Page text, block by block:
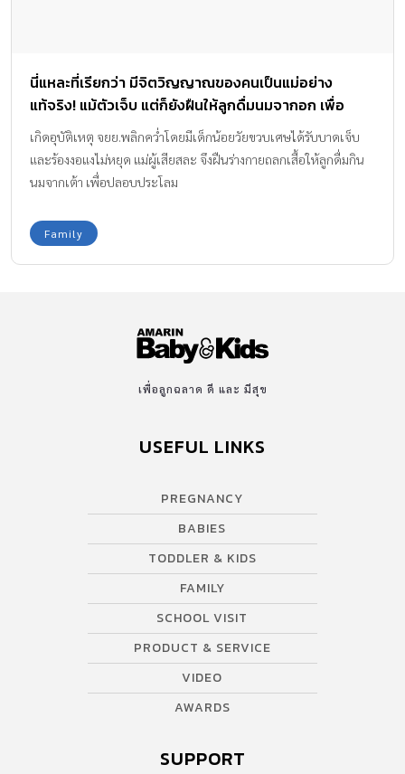
นี่แหละที่เรียกว่า มีจิตวิญญาณของคนเป็นแม่อย่าง
แท้จริง! แม้ตัวเจ็บ แต่ก็ยังฝืนให้ลูกดื่มนมจากอก เพื่อ
ปลอบประโลม
เกิดอุบัติเหตุ จยย.พลิกคว่ำโดยมีเด็กน้อยวัยขวบเศษได้รับบาดเจ็บ
และร้องงอแงไม่หยุด แม่ผู้เสียสละ จึงฝืนร่างกายถลกเสื้อให้ลูกดื่มกิน
นมจากเต้า เพื่อปลอบประโลม
Family
เพื่อลูกฉลาด ดี และ มีสุข
USEFUL LINKS
PREGNANCY
BABIES
TODDLER & KIDS
FAMILY
SCHOOL VISIT
PRODUCT & SERVICE
VIDEO
AWARDS
SUPPORT